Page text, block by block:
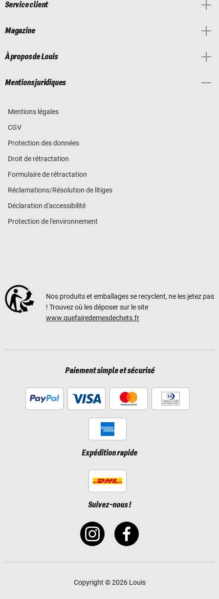
Service client
Magazine
À propos de Louis
Mentions juridiques
Mentions légales
CGV
Protection des données
Droit de rétractation
Formulaire de rétractation
Réclamations/Résolution de litiges
Déclaration d'accessibilité
Protection de l'environnement
Nos produits et emballages se recyclent, ne les jetez pas
! Trouvez où les déposer sur le site
www.quefairedemesdechets.fr
Paiement simple et sécurisé
Expédition rapide
Suivez-nous !
Copyright © 2026 Louis